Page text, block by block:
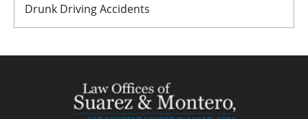
Drunk Driving Accidents